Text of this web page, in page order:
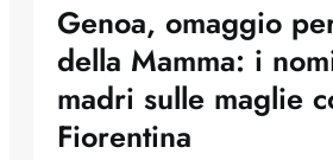
Genoa, omaggio
della Mamma: i
madri sulle maglie
Fiorentina